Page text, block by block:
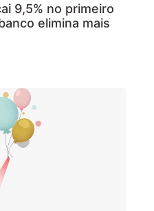
9,5% no primeiro
elimina mais